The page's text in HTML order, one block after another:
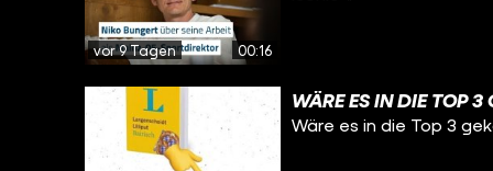
vor 9 Tagen 00:16
WÄRE ES IN DIE TOP
Wäre es in die Top 3